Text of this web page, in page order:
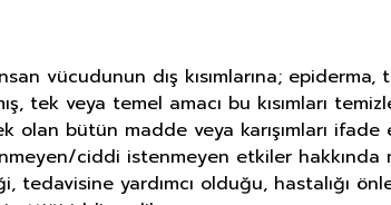
vücudunun dış kısımlarına;
tek veya temel amacı bu kısımları
olan bütün madde veya karışımları ifade
ciddi istenmeyen etkiler hakkında
yardımcı olduğu, hastalığı